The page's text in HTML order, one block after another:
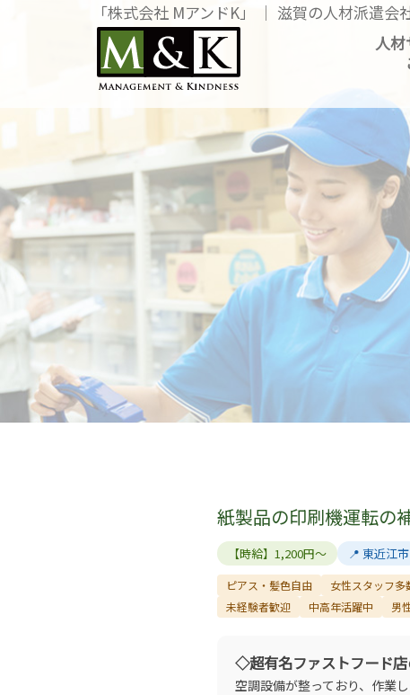
「株式会社 MアンドK」 │ 滋賀の人材派遣会
「株式会人
紙製品の印刷機運転の
【時給】1,200円～ 📍 東近江市
ピアス・髪色自由 女性スタッフ多
未経験者歓迎
中高年活躍中 男
◇超有名ファストフード
空調設備が整っており、作業